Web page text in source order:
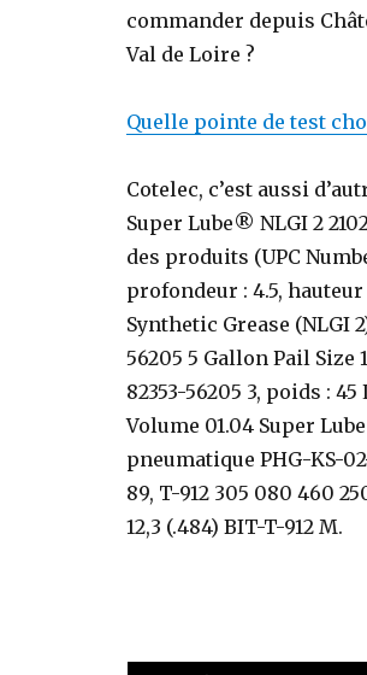
commander depuis
Val de Loire ?
Quelle pointe de test
Cotelec, c’est aussi
Super Lube® NLGI 2
des produits (UPC
profondeur : 4.5,
Synthetic Grease (NLGI
56205 5 Gallon Pail Size
82353-56205 3, poids :
Volume 01.04 Super
pneumatique PHG-KS-
89, T-912 305 080 460
12,3 (.484) BIT-T-912 M.